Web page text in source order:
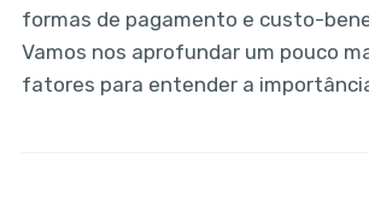
formas de pagamento e custo-
Vamos nos aprofundar um pouco
fatores para entender a